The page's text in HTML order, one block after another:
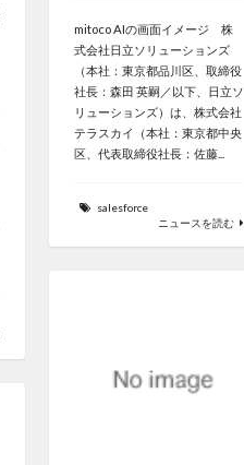
mitoco AIの画面イメージ 株
式会社日立ソリューションズ
（本社：東京都品川区、取締役
社長：森田 英嗣／以下、日立ソ
リューションズ）は、株式会社
テラスカイ（本社：東京都中央
区、代表取締役社長：佐藤...
salesforce
ニュースを読む